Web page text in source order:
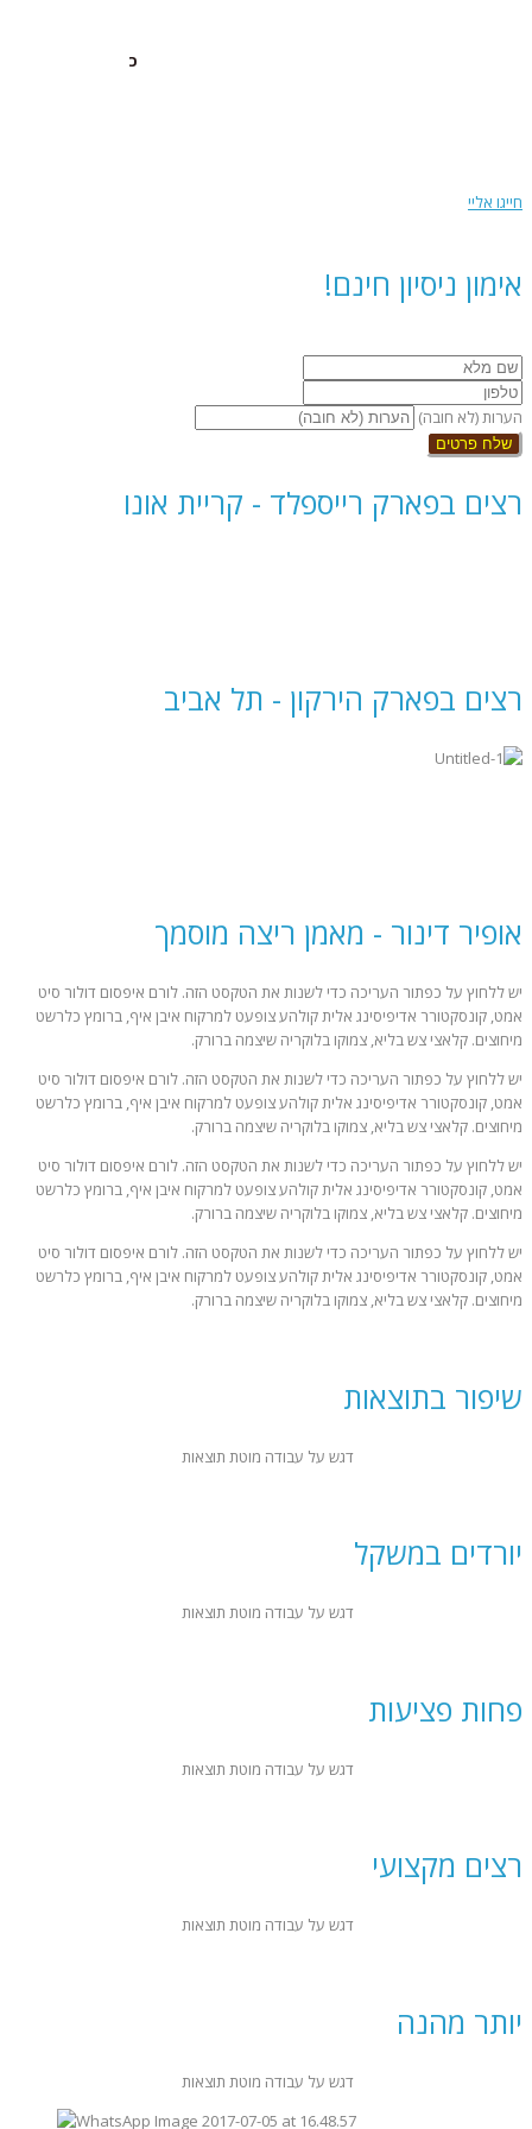
כ
חייגו אליי
אימון ניסיון חינם!
הערות (לא חובה)
שלח פרטים
רצים בפארק רייספלד - קריית אונו
רצים בפארק הירקון - תל אביב
אופיר דינור - מאמן ריצה מוסמך
יש ללחוץ על כפתור העריכה כדי לשנות את הטקסט הזה. לורם איפסום דולור סיט
אמט, קונסקטורר אדיפיסינג אלית קולהע צופעט למרקוח איבן איף, ברומץ כלרשט
מיחוצים. קלאצי צש בליא, צמוקו בלוקריה שיצמה ברורק.
יש ללחוץ על כפתור העריכה כדי לשנות את הטקסט הזה. לורם איפסום דולור סיט
אמט, קונסקטורר אדיפיסינג אלית קולהע צופעט למרקוח איבן איף, ברומץ כלרשט
מיחוצים. קלאצי צש בליא, צמוקו בלוקריה שיצמה ברורק.
יש ללחוץ על כפתור העריכה כדי לשנות את הטקסט הזה. לורם איפסום דולור סיט
אמט, קונסקטורר אדיפיסינג אלית קולהע צופעט למרקוח איבן איף, ברומץ כלרשט
מיחוצים. קלאצי צש בליא, צמוקו בלוקריה שיצמה ברורק.
יש ללחוץ על כפתור העריכה כדי לשנות את הטקסט הזה. לורם איפסום דולור סיט
אמט, קונסקטורר אדיפיסינג אלית קולהע צופעט למרקוח איבן איף, ברומץ כלרשט
מיחוצים. קלאצי צש בליא, צמוקו בלוקריה שיצמה ברורק.
שיפור בתוצאות
דגש על עבודה מוטת תוצאות
יורדים במשקל
דגש על עבודה מוטת תוצאות
פחות פציעות
דגש על עבודה מוטת תוצאות
רצים מקצועי
דגש על עבודה מוטת תוצאות
יותר מהנה
דגש על עבודה מוטת תוצאות